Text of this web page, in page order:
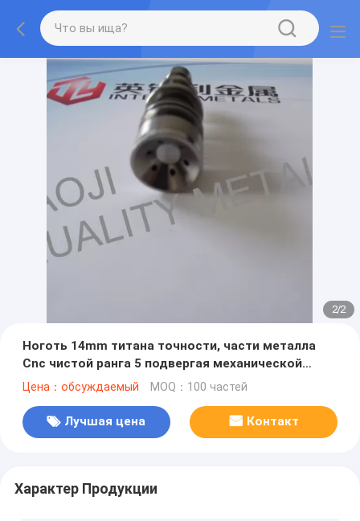
2/2
Ноготь 14mm титана точности, части металла
Cnc чистой ранга 5 подвергая механической
обработке
Цена：обсуждаемый MOQ：100 частей
Лучшая цена Контакт
Характер Продукции